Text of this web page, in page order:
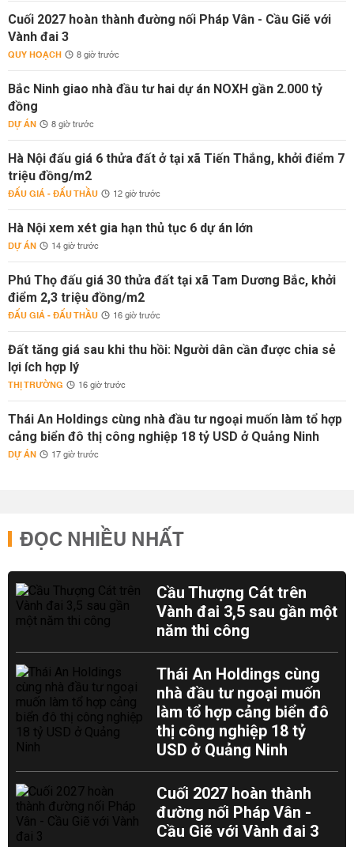
Cuối 2027 hoàn thành đường nối Pháp Vân - Cầu Giẽ với
Vành đai 3
QUY HOẠCH 8 giờ trước
Bắc Ninh giao nhà đầu tư hai dự án NOXH gần 2.000 tỷ
đồng
DỰ ÁN 8 giờ trước
Hà Nội đấu giá 6 thửa đất ở tại xã Tiến Thắng, khởi điểm 7
triệu đồng/m2
ĐẤU GIÁ - ĐẤU THẦU 12 giờ trước
Hà Nội xem xét gia hạn thủ tục 6 dự án lớn
DỰ ÁN 14 giờ trước
Phú Thọ đấu giá 30 thửa đất tại xã Tam Dương Bắc, khởi
điểm 2,3 triệu đồng/m2
ĐẤU GIÁ - ĐẤU THẦU 16 giờ trước
Đất tăng giá sau khi thu hồi: Người dân cần được chia sẻ
lợi ích hợp lý
THỊ TRƯỜNG 16 giờ trước
Thái An Holdings cùng nhà đầu tư ngoại muốn làm tổ hợp
cảng biển đô thị công nghiệp 18 tỷ USD ở Quảng Ninh
DỰ ÁN 17 giờ trước
ĐỌC NHIỀU NHẤT
Cầu Thượng Cát trên
Vành đai 3,5 sau gần một
năm thi công
Thái An Holdings cùng
nhà đầu tư ngoại muốn
làm tổ hợp cảng biển đô
thị công nghiệp 18 tỷ
USD ở Quảng Ninh
Cuối 2027 hoàn thành
đường nối Pháp Vân -
Cầu Giẽ với Vành đai 3